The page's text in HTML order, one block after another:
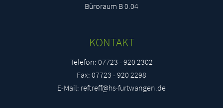
Büroraum B 0.04
KONTAKT
Telefon: 07723 - 920 2302
Fax: 07723 - 920 2298
E-Mail: reftreff@hs-furtwangen.de